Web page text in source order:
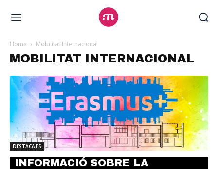
Home Mobilitat Internacional
MOBILITAT INTERNACIONAL
DESTACATS
INFORMACIÓ SOBRE LA